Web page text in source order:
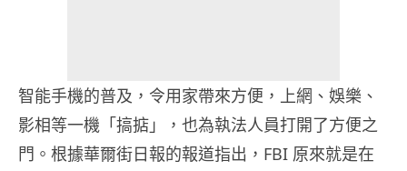
智能手機的普及，令用家帶來方便，上網、娛樂、
影相等一機「搞掂」，也為執法人員打開了方便之
門。根據華爾街日報的報道指出，FBI 原來就是在